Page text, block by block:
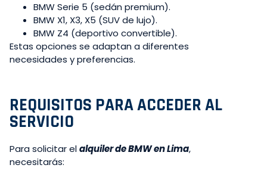
BMW Serie 5 (sedán premium).
BMW X1, X3, X5 (SUV de lujo).
BMW Z4 (deportivo convertible).
Estas opciones se adaptan a diferentes
necesidades y preferencias.
REQUISITOS PARA ACCEDER AL
SERVICIO
Para solicitar elalquiler de BMW en Lima,
necesitarás: